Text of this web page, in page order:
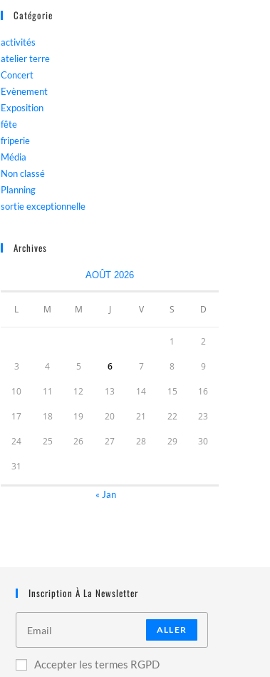
Catégorie
activités
atelier terre
Concert
Evènement
Exposition
fête
friperie
Média
Non classé
Planning
sortie exceptionnelle
Archives
AOÛT 2026
L M M J V S D
1 2
3 4 5 6 7 8 9
10 11 12 13 14 15 16
17 18 19 20 21 22 23
24 25 26 27 28 29 30
31
« Jan
Inscription À La Newsletter
ALLER
Accepter les termes RGPD